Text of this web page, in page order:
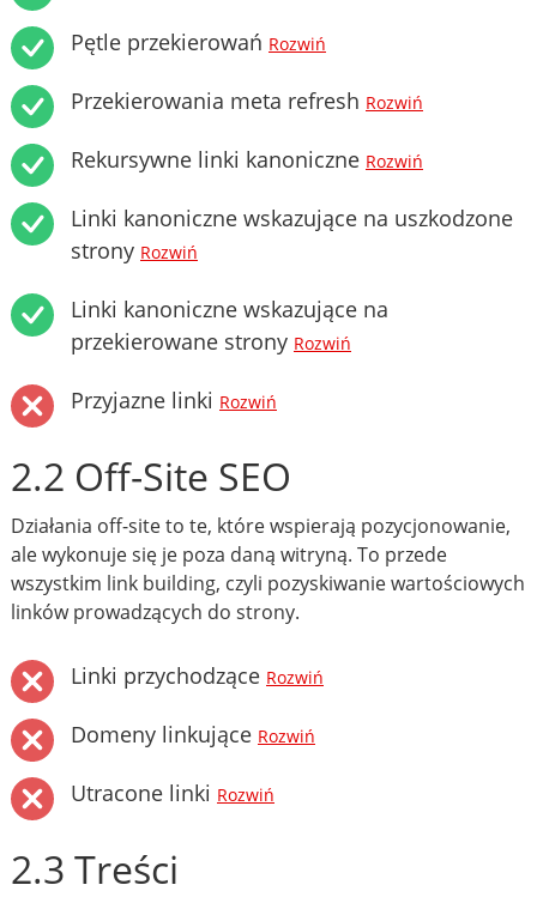
Pętle przekierowań Rozwiń
Przekierowania meta refresh Rozwiń
Rekursywne linki kanoniczne Rozwiń
Linki kanoniczne wskazujące na uszkodzone
strony Rozwiń
Linki kanoniczne wskazujące na
przekierowane strony Rozwiń
Przyjazne linki Rozwiń
2.2 Off-Site SEO
Działania off-site to te, które wspierają pozycjonowanie,
ale wykonuje się je poza daną witryną. To przede
wszystkim link building, czyli pozyskiwanie wartościowych
linków prowadzących do strony.
Linki przychodzące Rozwiń
Domeny linkujące Rozwiń
Utracone linki Rozwiń
2.3 Treści